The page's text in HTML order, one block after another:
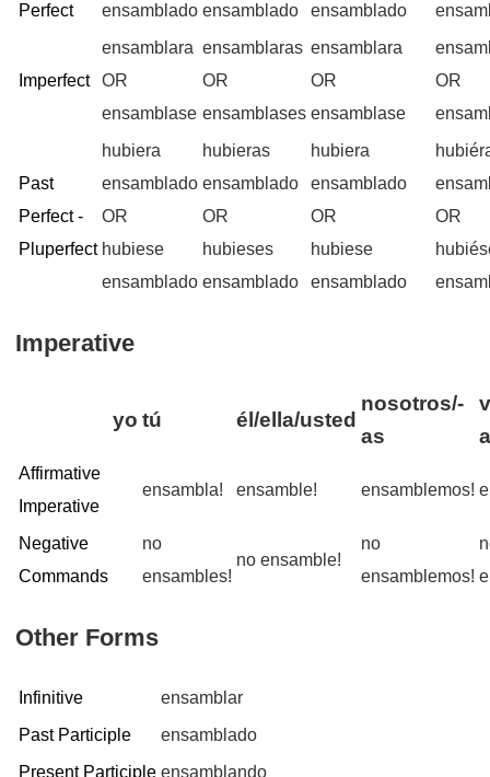
Perfect
ensamblado ensamblado
ensamblado
Imperfect
ensamblara
OR
ensamblase
ensamblaras
OR
ensamblases
ensamblara
OR
ensamblase
OR
Past
Perfect -
Pluperfect
hubiera
ensamblado
OR
hubiese
ensamblado
hubieras
ensamblado
OR
hubieses
ensamblado
hubiera
ensamblado
OR
hubiese
ensamblado
OR
Imperative
yo tú él/ella/usted
nosotros/-
as
Affirmative
Imperative
ensambla! ensamble! ensamblemos!
Negative
Commands
no
ensambles!
no ensamble!
no
ensamblemos!
Other Forms
Infinitive
ensamblar
Past Participle
ensamblado
Present Participle ensamblando